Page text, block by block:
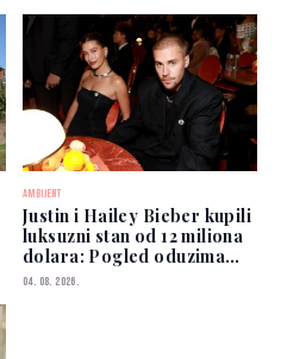
AMBIJENT
Justin i Hailey Bieber kupili
luksuzni stan od 12 miliona
dolara: Pogled oduzima
dah
04. 08. 2026.